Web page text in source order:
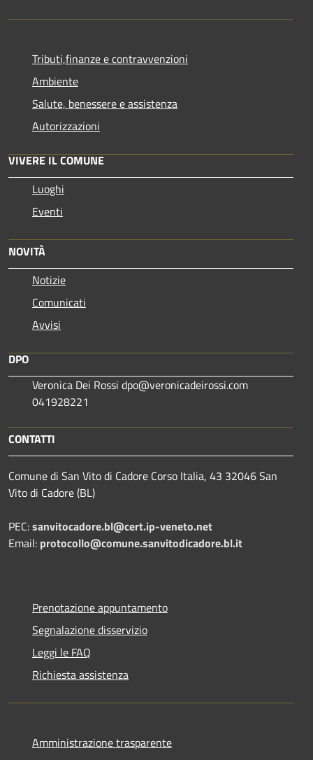
Tributi,finanze e contravvenzioni
Ambiente
Salute, benessere e assistenza
Autorizzazioni
VIVERE IL COMUNE
Luoghi
Eventi
NOVITÀ
Notizie
Comunicati
Avvisi
DPO
Veronica Dei Rossi dpo@veronicadeirossi.com
041928221
CONTATTI
Comune di San Vito di Cadore Corso Italia, 43 32046 San
Vito di Cadore (BL)
PEC:sanvitocadore.bl@cert.ip-veneto.net
Email: protocollo@comune.sanvitodicadore.bl.it
Prenotazione appuntamento
Segnalazione disservizio
Leggi le FAQ
Richiesta assistenza
Amministrazione trasparente